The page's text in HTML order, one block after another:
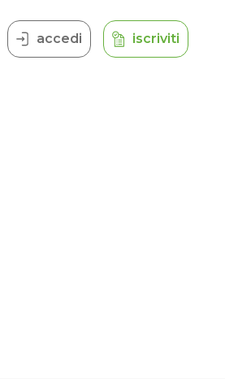
accedi iscriviti